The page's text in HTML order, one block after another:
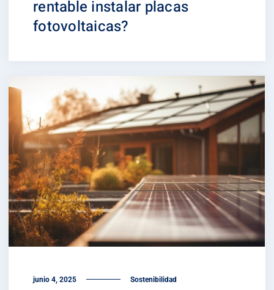
rentable instalar placas
fotovoltaicas?
junio 4, 2025 Sostenibilidad